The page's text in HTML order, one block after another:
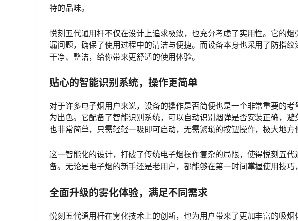
特的品味。
悦刻五代通用杆不仅在设计上追求极致，也充分考虑了实用性。它的
漏问题，确保了使用过程中的清洁与便捷。而设备本身也采用了防指
干净、整洁，给你带来更舒适的使用体验。
贴心的智能识别系统，操作更简单
对于许多电子烟用户来说，设备的操作是否简便也是一个非常重要的
为出色。它配备了智能识别系统，可以自动识别烟弹是否安装正确，
也非常简单，只需轻轻一吸即可启动，无需繁琐的按钮操作，极大地方
这一智能化的设计，打破了传统电子烟操作复杂的局限，使得悦刻五
备。无论是电子烟的新手还是老用户，都能够在第一时间掌握使用技巧
全面升级的雾化体验，满足不同需求
悦刻五代通用杆在雾化技术上的创新，也为用户带来了更加丰富的吸